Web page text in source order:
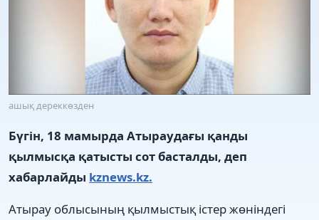
ашық дереккөзден
Бүгін, 18 мамырда Атыраудағы қанды
қылмысқа қатысты сот басталды, деп
хабарлайды kznews.kz.
Атырау облысының қылмыстық істер жөніндегі